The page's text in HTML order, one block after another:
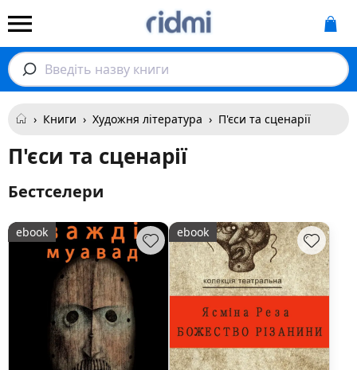
Введіть назву книги
› Книги › Художня література › П'єси та сценарії
П'єси та сценарії
Бестселери
ebook ebook